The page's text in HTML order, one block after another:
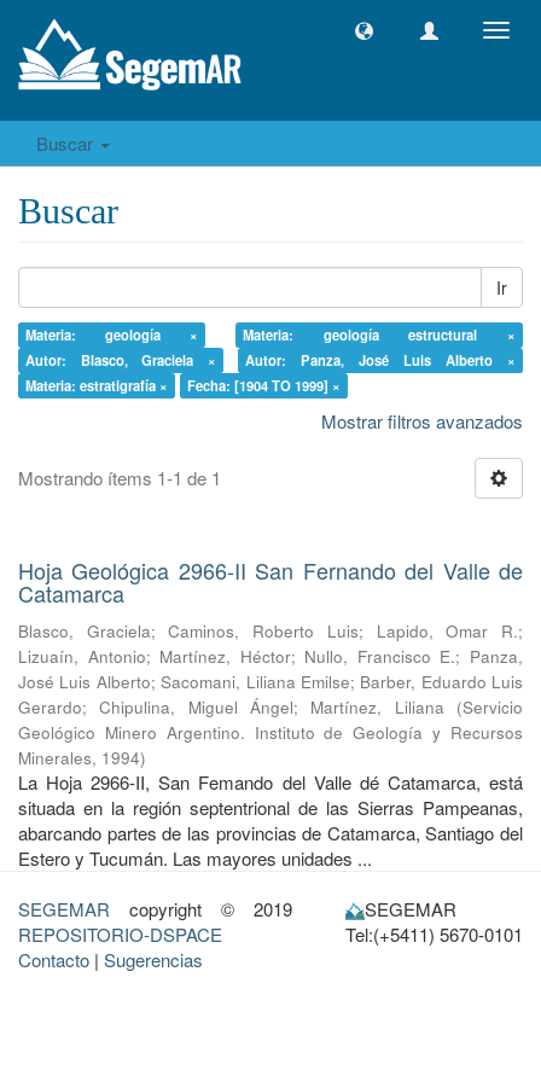
Buscar
Buscar
Ir
Materia: geología ×
Materia: geología estructural ×
Autor: Blasco, Graciela ×
Autor: Panza, José Luis Alberto ×
Materia: estratigrafía ×
Fecha: [1904 TO 1999] ×
Mostrar filtros avanzados
Mostrando ítems 1-1 de 1
Hoja Geológica 2966-II San Fernando del Valle de
Catamarca
Blasco, Graciela;Caminos, Roberto Luis; Lapido, Omar R.;
Lizuaín, Antonio; Martínez, Héctor; Nullo, Francisco E.; Panza,
José Luis Alberto;Sacomani, Liliana Emilse; Barber, Eduardo Luis
Gerardo;Chipulina, Miguel Ángel; Martínez, Liliana (Servicio
Geológico Minero Argentino. Instituto de Geología y Recursos
Minerales, 1994)
La Hoja 2966-II, San Femando del Valle dé Catamarca, está
situada en la región septentrional de las Sierras Pampeanas,
abarcando partes de las provincias de Catamarca, Santiago del
Estero y Tucumán. Las mayores unidades ...
SEGEMAR copyright © 2019
REPOSITORIO-DSPACE
Contacto | Sugerencias
SEGEMAR
Tel:(+5411) 5670-0101